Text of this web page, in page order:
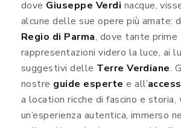
dove Giuseppe Verdi nacque,
alcune delle sue opere più amate:
Regio di Parma, dove tante prime
rappresentazioni videro la luce, ai
suggestivi delle Terre Verdiane.
nostre guide esperte e all’
a location ricche di fascino e storia,
un’esperienza autentica, immerso